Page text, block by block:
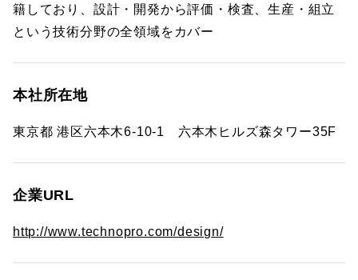
籍しており、設計・開発から評価・検査、生産・組立
という技術分野の全領域をカバー
本社所在地
東京都 港区六本木6-10-1 六本木ヒルズ森タワー35F
企業URL
http://www.technopro.com/design/